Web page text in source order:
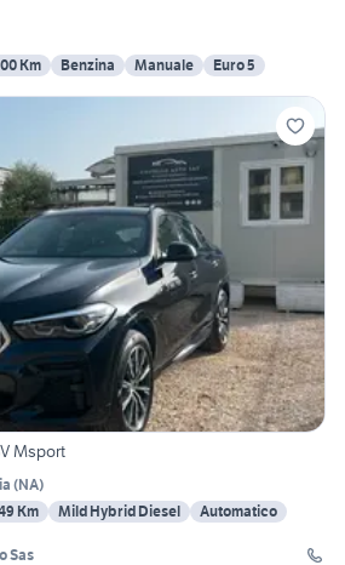
Km Benzina Manuale Euro 5
Msport
(NA)
Km Mild Hybrid Diesel
Automatico
Sas